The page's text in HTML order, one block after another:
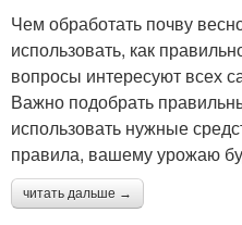
Чем обработать почву
использовать, как
вопросы интересуют всех
Важно подобрать
использовать нужные
правила, вашему урожаю
читать дальше →